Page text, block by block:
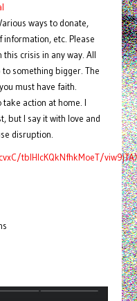
ways to donate,
etc. Please
crisis in any way. All
something bigger. The
must have faith.
take action at home. I
but I say it with love and
disruption.
tblHIcKQkNfhkMoeT/